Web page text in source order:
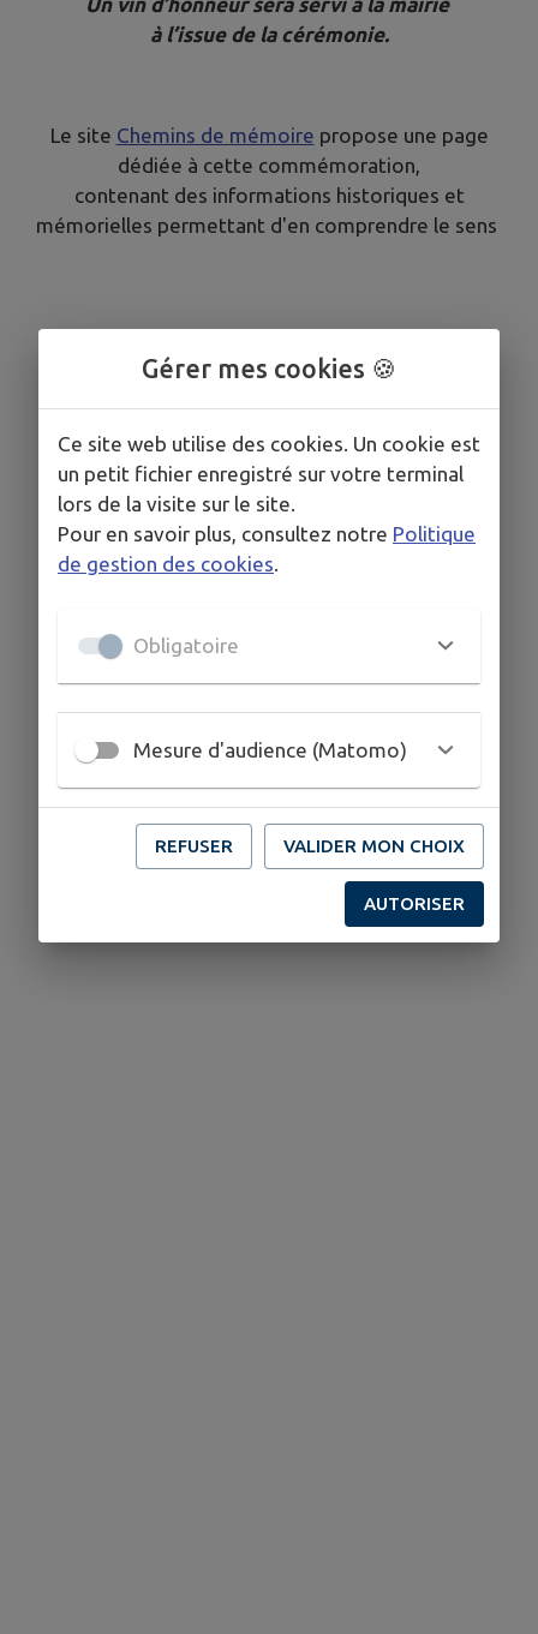
à l’issue de la cérémonie.
Le site Chemins de mémoire propose une page
dédiée à cette commémoration,
contenant des informations historiques et
mémorielles permettant d'en comprendre le sens
Gérer mes cookies 🍪
Ce site web utilise des cookies. Un cookie est
un petit fichier enregistré sur votre terminal
lors de la visite sur le site.
Pour en savoir plus, consultez notre Politique
de gestion des cookies
Obligatoire
Mesure d'audience (Matomo)
REFUSER VALIDER MON CHOIX
AUTORISER